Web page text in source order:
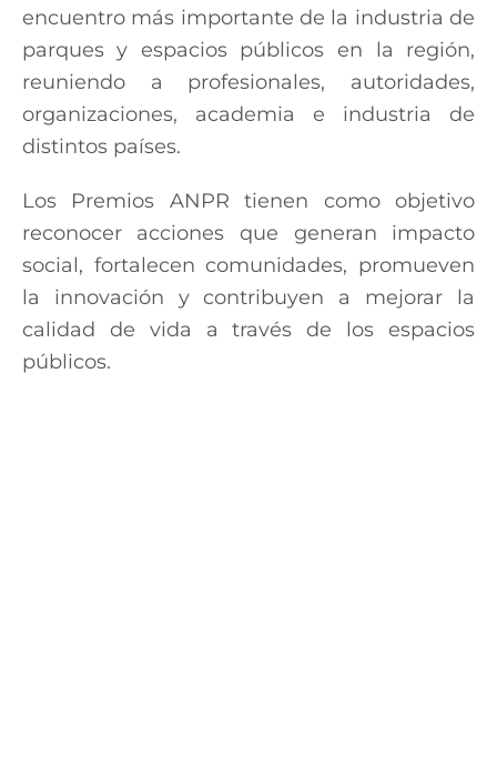
encuentro más importante de la industria de
parques y espacios públicos en la región,
reuniendo a profesionales, autoridades,
organizaciones, academia e industria de
distintos países.
Los Premios ANPR tienen como objetivo
reconocer acciones que generan impacto
social, fortalecen comunidades, promueven
la innovación y contribuyen a mejorar la
calidad de vida a través de los espacios
públicos.